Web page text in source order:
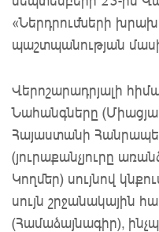
«Ներդրումների
պաշտպանության
Վերոշարադրյալի
Նահանգները
Հայաստանի
(յուրաքանչյուրը
Կողմեր) սույնով
սույն շրջանակային
(Համաձայնագիր),